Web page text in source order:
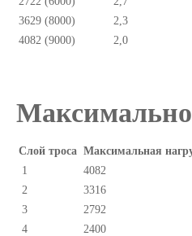
3629 (8000)
2,3
4082 (9000)
2,0
Слой троса Максимальная
1
4082
2
3316
3
2792
4
2400